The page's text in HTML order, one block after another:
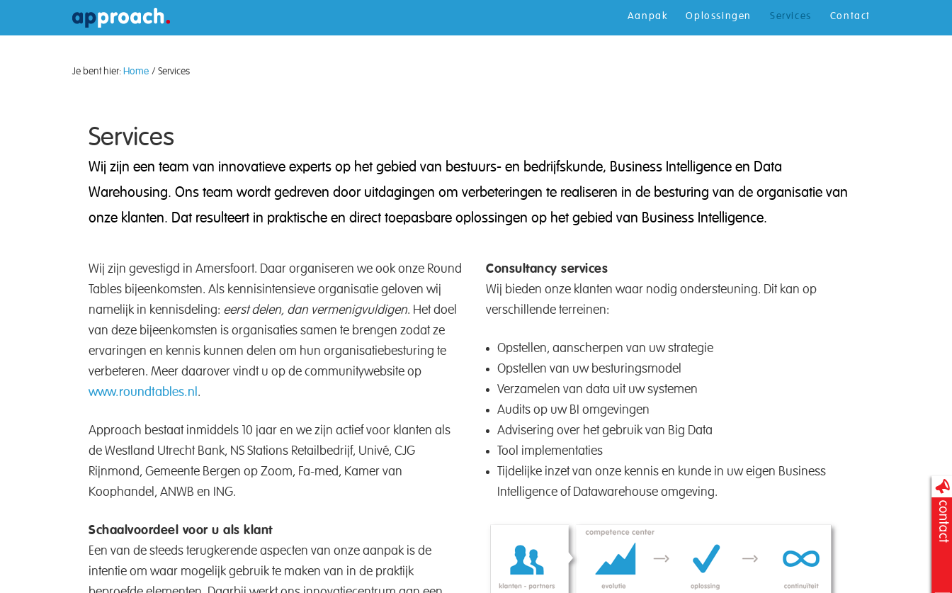
Aanpak Oplossingen Services Contact
Je bent hier: Home / Services
Services
Wij zijn een team van innovatieve experts op het gebied van bestuurs- en bedrijfskunde, Business Intelligence en Data
Warehousing. Ons team wordt gedreven door uitdagingen om verbeteringen te realiseren in de besturing van de organisatie van
onze klanten. Dat resulteert in praktische en direct toepasbare oplossingen op het gebied van Business Intelligence.
Wij zijn gevestigd in Amersfoort. Daar organiseren we ook onze Round
Tables bijeenkomsten. Als kennisintensieve organisatie geloven wij
namelijk in kennisdeling: eerst delen, dan vermenigvuldigen. Het doel
van deze bijeenkomsten is organisaties samen te brengen zodat ze
ervaringen en kennis kunnen delen om hun organisatiebesturing te
verbeteren. Meer daarover vindt u op de communitywebsite op
www.roundtables.nl.
Approach bestaat inmiddels 10 jaar en we zijn actief voor klanten als
de Westland Utrecht Bank, NS Stations Retailbedrijf, Univé, CJG
Rijnmond, Gemeente Bergen op Zoom, Fa-med, Kamer van
Koophandel, ANWB en ING.
Schaalvoordeel voor u als klant
Een van de steeds terugkerende aspecten van onze aanpak is de
intentie om waar mogelijk gebruik te maken van in de praktijk
Consultancy services
Wij bieden onze klanten waar nodig ondersteuning. Dit kan op
verschillende terreinen:
Opstellen, aanscherpen van uw strategie
Opstellen van uw besturingsmodel
Verzamelen van data uit uw systemen
Audits op uw BI omgevingen
Advisering over het gebruik van Big Data
Tool implementaties
Tijdelijke inzet van onze kennis en kunde in uw eigen Business
Intelligence of Datawarehouse omgeving.